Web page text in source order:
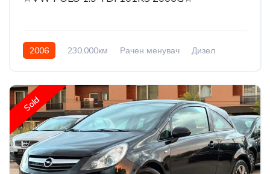
2006 230,000км Рачен менувач
Дизел
Sold